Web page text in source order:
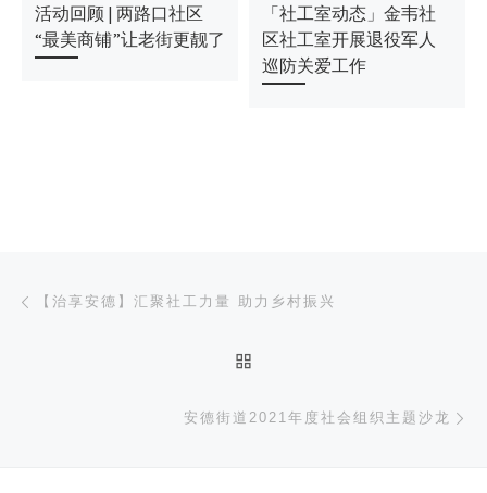
活动回顾 | 两路口社区
“最美商铺”让老街更靓了
「社工室动态」金韦社
区社工室开展退役军人
巡防关爱工作
文章导航
【治享安德】汇聚社工力量 助力乡村振兴
安德街道2021年度社会组织主题沙龙